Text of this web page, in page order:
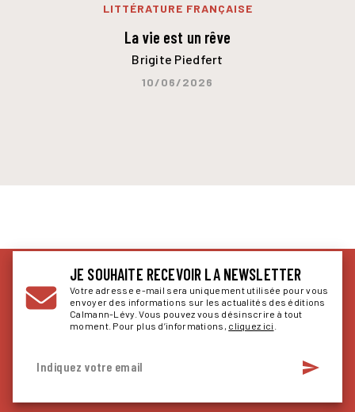
LITTÉRATURE FRANÇAISE
La vie est un rêve
Brigite Piedfert
10/06/2026
JE SOUHAITE RECEVOIR LA NEWSLETTER
Votre adresse e-mail sera uniquement utilisée pour vous
envoyer des informations sur les actualités des éditions
Calmann-Lévy. Vous pouvez vous désinscrire à tout
moment. Pour plus d’informations, cliquez ici
Indiquez votre email send